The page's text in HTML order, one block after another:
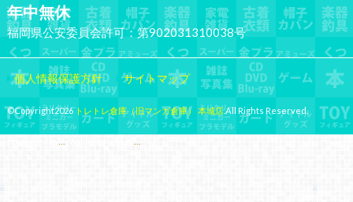
年中無休
福岡県公安委員会許可：第902031310038号
個人情報保護方針 サイトマップ
©Copyright2026トレトレ倉庫（旧マンガ倉庫） 本城店.All Rights Reserved.
... ...